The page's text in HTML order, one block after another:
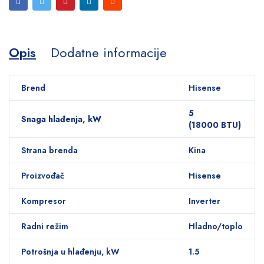
Opis Dodatne informacije
Brend Hisense
Snaga hlađenja, kW
5
(18000 BTU)
Strana brenda Kina
Proizvođač Hisense
Kompresor Inverter
Radni režim Hladno/toplo
Potrošnja u hlađenju, kW 1.5